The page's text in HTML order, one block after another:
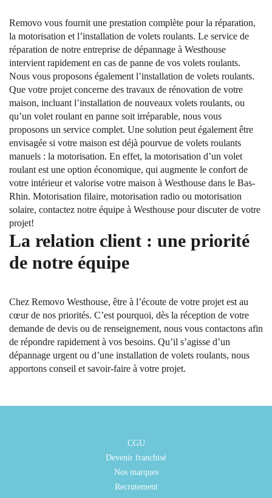
Removo vous fournit une prestation complète pour la réparation,
la motorisation et l’installation de volets roulants. Le service de
réparation de notre entreprise de dépannage à Westhouse
intervient rapidement en cas de panne de vos volets roulants.
Nous vous proposons également l’installation de volets roulants.
Que votre projet concerne des travaux de rénovation de votre
maison, incluant l’installation de nouveaux volets roulants, ou
qu’un volet roulant en panne soit irréparable, nous vous
proposons un service complet. Une solution peut également être
envisagée si votre maison est déjà pourvue de volets roulants
manuels : la motorisation. En effet, la motorisation d’un volet
roulant est une option économique, qui augmente le confort de
votre intérieur et valorise votre maison à Westhouse dans le Bas-
Rhin. Motorisation filaire, motorisation radio ou motorisation
solaire, contactez notre équipe à Westhouse pour discuter de votre
projet!
La relation client : une priorité
de notre équipe
Chez Removo Westhouse, être à l’écoute de votre projet est au
cœur de nos priorités. C’est pourquoi, dès la réception de votre
demande de devis ou de renseignement, nous vous contactons afin
de répondre rapidement à vos besoins. Qu’il s’agisse d’un
dépannage urgent ou d’une installation de volets roulants, nous
apportons conseil et savoir-faire à votre projet.
CGU
Devenir franchisé
Nos marques
Recrutement